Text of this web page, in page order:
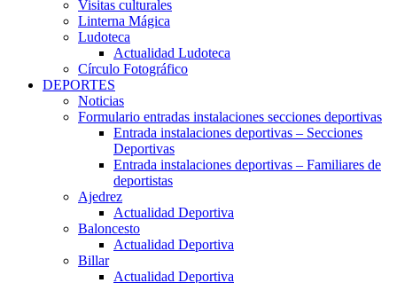
Visitas culturales
Linterna Mágica
Ludoteca
Actualidad Ludoteca
Círculo Fotográfico
DEPORTES
Noticias
Formulario entradas instalaciones secciones deportivas
Entrada instalaciones deportivas – Secciones
Deportivas
Entrada instalaciones deportivas – Familiares de
deportistas
Ajedrez
Actualidad Deportiva
Baloncesto
Actualidad Deportiva
Billar
Actualidad Deportiva